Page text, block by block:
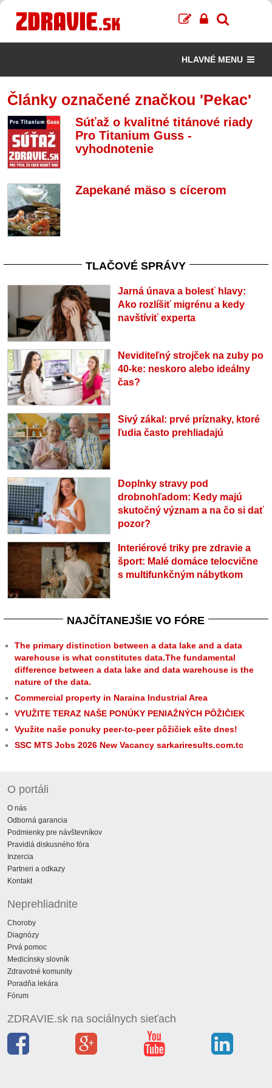
HLAVNÉ MENU
Články označené značkou 'Pekac'
Súťaž o kvalitné titánové riady
Pro Titanium Guss -
vyhodnotenie
Zapekané mäso s cícerom
TLAČOVÉ SPRÁVY
Jarná únava a bolesť hlavy:
Ako rozlíšiť migrénu a kedy
navštíviť experta
Neviditeľný strojček na zuby po
40-ke: neskoro alebo ideálny
čas?
Sivý zákal: prvé príznaky, ktoré
ľudia často prehliadajú
Doplnky stravy pod
drobnohľadom: Kedy majú
skutočný význam a na čo si dať
pozor?
Interiérové triky pre zdravie a
šport: Malé domáce telocvične
s multifunkčným nábytkom
NAJČÍTANEJŠIE VO FÓRE
The primary distinction between a data lake and a data
warehouse is what constitutes data.The fundamental
difference between a data lake and data warehouse is the
nature of the data.
Commercial property in Naraina Industrial Area
VYUŽITE TERAZ NAŠE PONÚKY PENIAŽNÝCH PÔŽIČIEK
Využite naše ponuky peer-to-peer pôžičiek ešte dnes!
SSC MTS Jobs 2026 New Vacancy sarkariresults.com.tc
O portáli
O nás
Odborná garancia
Podmienky pre návštevníkov
Pravidlá diskusného fóra
Inzercia
Partneri a odkazy
Kontakt
Neprehliadnite
Choroby
Diagnózy
Prvá pomoc
Medicínsky slovník
Zdravotné komunity
Poradňa lekára
Fórum
ZDRAVIE.sk na sociálnych sieťach